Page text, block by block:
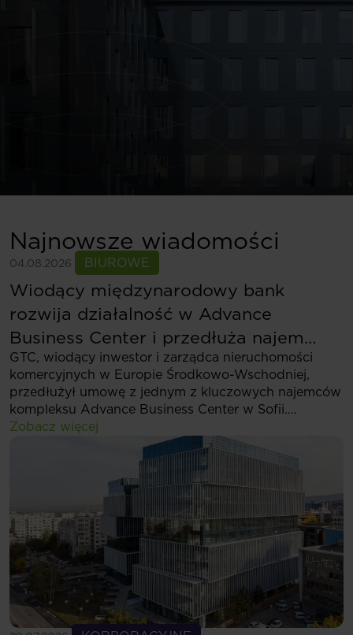
Najnowsze wiadomości
04.08.2026 BIUROWE
Wiodący międzynarodowy bank
rozwija działalność w Advance
Business Center i przedłuża najem
ponad 5,5 tys. mkw.
GTC, wiodący inwestor i zarządca nieruchomości
komercyjnych w Europie Środkowo-Wschodniej,
przedłużył umowę z jednym z kluczowych najemców
kompleksu Advance Business Center w Sofii.
Jednocześnie firma ta zdecydowała się
na zwiększenie zajmowanej powierzchni i będzie
użytkować łącznie ponad 5,5 tys. mkw. nowoczesnej
przestrzeni biurowej.
Zobacz więcej